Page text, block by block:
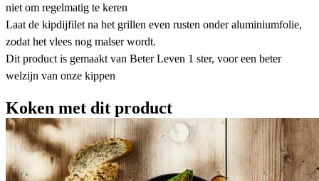
niet om regelmatig te keren
Laat de kipdijfilet na het grillen even rusten onder aluminiumfolie,
zodat het vlees nog malser wordt.
Dit product is gemaakt van Beter Leven 1 ster, voor een beter
welzijn van onze kippen
Koken met dit product